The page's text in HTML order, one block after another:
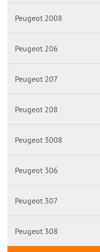
Peugeot 2008
Peugeot 206
Peugeot 207
Peugeot 208
Peugeot 3008
Peugeot 306
Peugeot 307
Peugeot 308